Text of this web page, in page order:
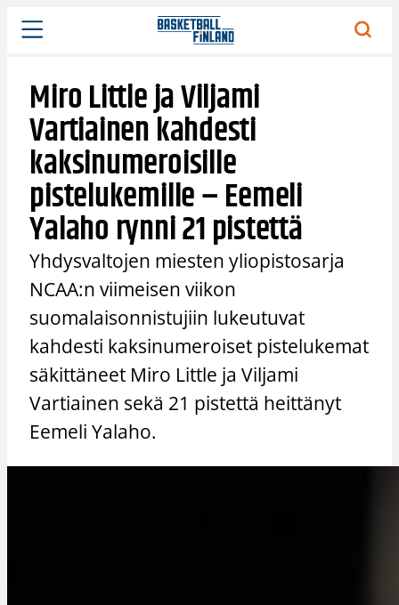
Siirry
sisältöön
Miro Little ja Viljami
Vartiainen kahdesti
kaksinumeroisille
pistelukemille – Eemeli
Yalaho rynni 21 pistettä
Yhdysvaltojen miesten yliopistosarja
NCAA:n viimeisen viikon
suomalaisonnistujiin lukeutuvat
kahdesti kaksinumeroiset pistelukemat
säkittäneet Miro Little ja Viljami
Vartiainen sekä 21 pistettä heittänyt
Eemeli Yalaho.